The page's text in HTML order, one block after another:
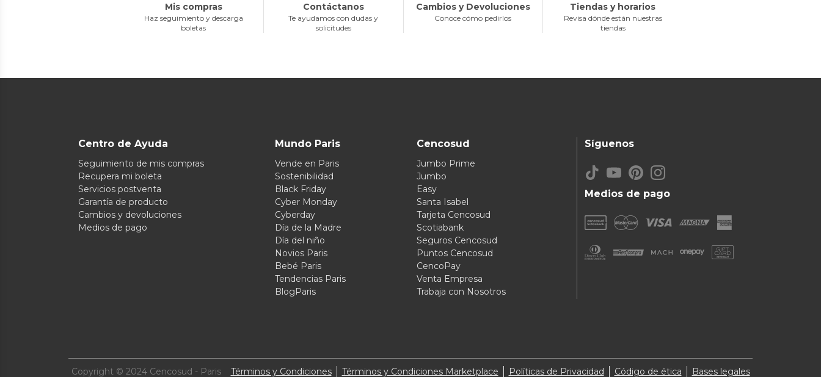
Mis compras
Haz seguimiento y descarga
boletas
Contáctanos
Te ayudamos con dudas y
solicitudes
Cambios y Devoluciones
Conoce cómo pedirlos
Tiendas y horarios
Revisa dónde están nuestras
tiendas
Centro de Ayuda
Seguimiento de mis compras
Recupera mi boleta
Servicios postventa
Garantía de producto
Cambios y devoluciones
Medios de pago
Mundo Paris
Vende en Paris
Sostenibilidad
Black Friday
Cyber Monday
Cyberday
Día de la Madre
Día del niño
Novios Paris
Bebé Paris
Tendencias Paris
BlogParis
Cencosud
Jumbo Prime
Jumbo
Easy
Santa Isabel
Tarjeta Cencosud
Scotiabank
Seguros Cencosud
Puntos Cencosud
CencoPay
Venta Empresa
Trabaja con Nosotros
Medios de pago
Síguenos
Copyright © 2024 Cencosud - Paris Términos y Condiciones Términos y Condiciones Marketplace Políticas de Privacidad Código de ética Bases legales